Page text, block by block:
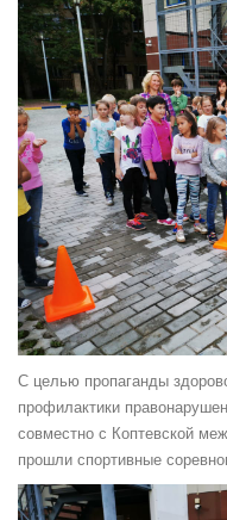
С целью пропаганды
профилактики
совместно с Коптевской
прошли спортивные